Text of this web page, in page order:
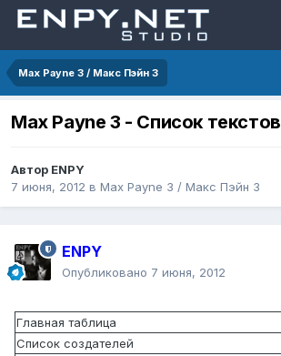
Max Payne 3 / Макс Пэйн 3
Max Payne 3 - Список текстов
Автор ENPY
7 июня, 2012 в Max Payne 3 / Макс Пэйн 3
ENPY
Опубликовано 7 июня, 2012
Главная таблица
Список создателей